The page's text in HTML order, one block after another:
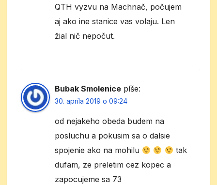
QTH vyzvu na Machnač, počujem
aj ako ine stanice vas volaju. Len
žial nič nepočut.
Bubak Smolenice píše:
30. apríla 2019 o 09:24
od nejakeho obeda budem na
posluchu a pokusim sa o dalsie
spojenie ako na mohilu
tak
dufam, ze preletim cez kopec a
zapocujeme sa 73